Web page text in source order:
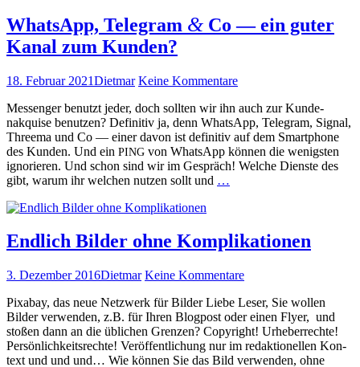
Ocu­
lus
—
books
Brille
weiterlesen
WhatsApp, Telegram & Co — ein guter
Kanal zum Kunden?
Veröffentlicht
18. Februar 2021Autor
Dietmar Keine Kommentarezu
Telegram
&
Co
—
ein
Mes­sen­ger benutzt jed­er, doch soll­ten wir ihn auch zur Kun­de­
nakquise benutzen? Defin­i­tiv ja, denn What­sApp, Telegram, Sig­nal,
Three­ma und Co — ein­er davon ist defin­i­tiv auf dem Smart­phone
des Kun­den. Und ein PING von What­sApp kön­nen die wenig­sten
ignori­eren. Und schon sind wir im Gespräch! Welche Dien­ste des
gibt, warum ihr welchen nutzen sollt und …
Co
—
guter
Kanal
zum
Kun­
den?
weiterlesen
Endlich Bilder ohne Komplikationen
Veröffentlicht
3. Dezember 2016Autor
Dietmar Keine Kommentarezu
Bilder
ohne
Komplikationen
Pix­abay, das neue Net­zw­erk für Bilder Liebe Leser, Sie wollen
Bilder ver­wen­den, z.B. für Ihren Blog­post oder einen Fly­er, und
stoßen dann an die üblichen Gren­zen? Copy­right! Urhe­ber­rechte!
Per­sön­lichkeit­srechte! Veröf­fentlichung nur im redak­tionellen Kon­
text und und und… Wie kön­nen Sie das Bild ver­wen­den, ohne